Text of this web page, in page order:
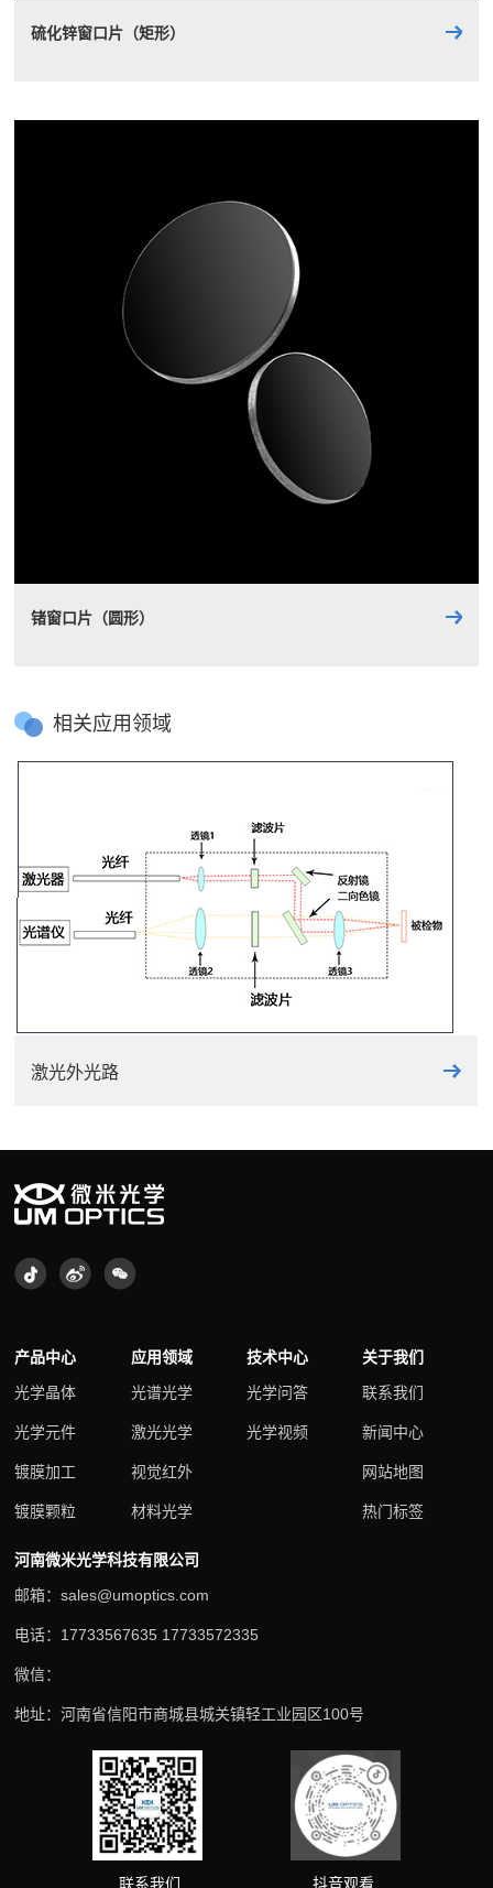
硫化锌窗口片（矩形）
锗窗口片（圆形）
相关应用领域
激光外光路
产品中心
光学晶体
光学元件
镀膜加工
镀膜颗粒
应用领域
光谱光学
激光光学
视觉红外
材料光学
技术中心
光学问答
光学视频
关于我们
联系我们
新闻中心
网站地图
热门标签
河南微米光学科技有限公司
邮箱：sales@umoptics.com
电话：17733567635 17733572335
微信：
地址：河南省信阳市商城县城关镇轻工业园区100号
联系我们 抖音观看